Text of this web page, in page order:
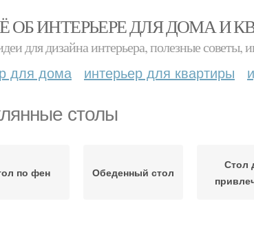
ОБ ИНТЕРЬЕРЕ ДЛЯ ДОМА И
для дизайна интерьера, полезные советы,
для дома интерьер для квартиры
столы
по фен Обеденный стол
Стол